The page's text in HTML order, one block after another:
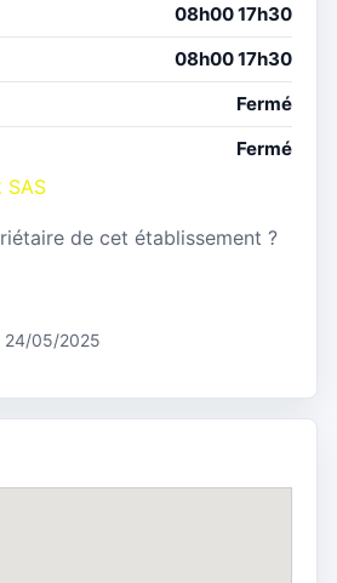
08h00 17h30
08h00 17h30
Fermé
Fermé
SAS
de cet établissement ?
24/05/2025